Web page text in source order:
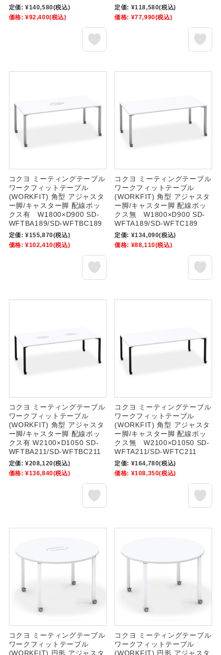
定価: ¥140,580(税込)
価格: ¥92,400(税込)
定価: ¥118,580(税込)
価格: ¥77,990(税込)
コクヨ ミーティングテーブル
ワークフィットテーブル
(WORKFIT) 角型 アジャスタ
ー脚/キャスター脚 配線ボッ
クス有 W1800×D900 SD-
WFTBA189/SD-WFTBC189
定価: ¥155,870(税込)
価格: ¥102,410(税込)
コクヨ ミーティングテーブル
ワークフィットテーブル
(WORKFIT) 角型 アジャスタ
ー脚/キャスター脚 配線ボッ
クス無 W1800×D900 SD-
WFTA189/SD-WFTC189
定価: ¥134,090(税込)
価格: ¥88,110(税込)
コクヨ ミーティングテーブル
ワークフィットテーブル
(WORKFIT) 角型 アジャスタ
ー脚/キャスター脚 配線ボッ
クス有 W2100×D1050 SD-
WFTBA211/SD-WFTBC211
定価: ¥208,120(税込)
価格: ¥136,840(税込)
コクヨ ミーティングテーブル
ワークフィットテーブル
(WORKFIT) 角型 アジャスタ
ー脚/キャスター脚 配線ボッ
クス無 W2100×D1050 SD-
WFTA211/SD-WFTC211
定価: ¥164,780(税込)
価格: ¥108,350(税込)
コクヨ ミーティングテーブル
ワークフィットテーブル
(WORKFIT) 円形 アジャスタ
コクヨ ミーティングテーブル
ワークフィットテーブル
(WORKFIT) 円形 アジャスタ